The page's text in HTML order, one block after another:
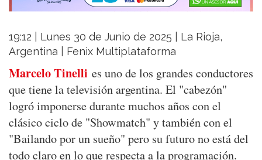
19:12 | Lunes 30 de Junio de 2025 | La Rioja,
Argentina | Fenix Multiplataforma
Marcelo Tinelli es uno de los grandes conductores
que tiene la televisión argentina. El "cabezón"
logró imponerse durante muchos años con el
clásico ciclo de "Showmatch" y también con el
"Bailando por un sueño" pero su futuro no está del
todo claro en lo que respecta a la programación.